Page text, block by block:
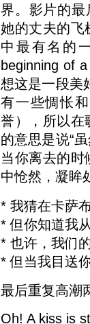
界。影片的最
她的丈夫的飞
中最有名的
beginning of
想这是一段美
有一些惆怅
誉），所以在
的意思是说“
当你离去的时
中怆然，凝眸
* 我猜在卡萨
* 但你知道我
* 也许，我们
* 但当我目送
最后重复高潮
Oh! A kiss is